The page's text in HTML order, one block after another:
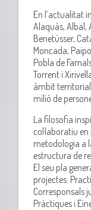
En l’actualitat
Alaquàs, Albal,
Benetússer,
Moncada,
Pobla de
Torrent i
àmbit
milió de
La filosofia
col·laboratiu
metodologia a
estructura de
El seu pla
projectes:
Corresponsals
Pràctiques i